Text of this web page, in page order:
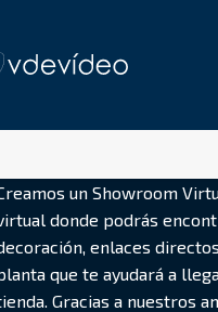
un Showroom
donde podrás
enlaces
que te ayudará a
Gracias a nuestros